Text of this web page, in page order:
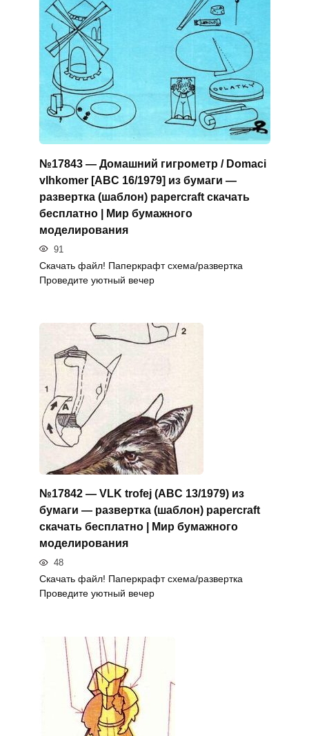
№17843 — Домашний гигрометр / Domaci
vlhkomer [ABC 16/1979] из бумаги —
развертка (шаблон) papercraft скачать
бесплатно | Мир бумажного
моделирования
91
Скачать файл! Паперкрафт схема/развертка
Проведите уютный вечер
№17842 — VLK trofej (ABC 13/1979) из
бумаги — развертка (шаблон) papercraft
скачать бесплатно | Мир бумажного
моделирования
48
Скачать файл! Паперкрафт схема/развертка
Проведите уютный вечер